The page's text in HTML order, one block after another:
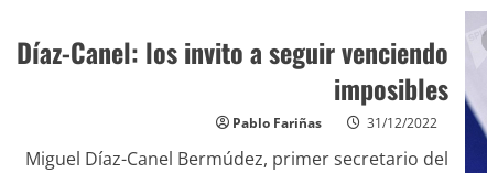
Díaz-Canel: los invito a seguir venciendo
imposibles
Pablo Fariñas 31/12/2022
Miguel Díaz-Canel Bermúdez, primer secretario del